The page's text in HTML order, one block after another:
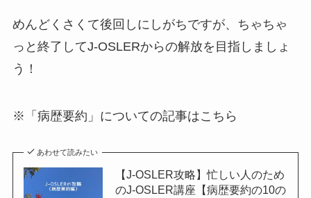
めんどくさくて後回しにしがちですが、ちゃちゃ
っと終了してJ-OSLERからの解放を目指しましょ
う！
※「病歴要約」についての記事はこちら
あわせて読みたい
【J-OSLER攻略】忙しい人のため
のJ-OSLER講座【病歴要約の10の